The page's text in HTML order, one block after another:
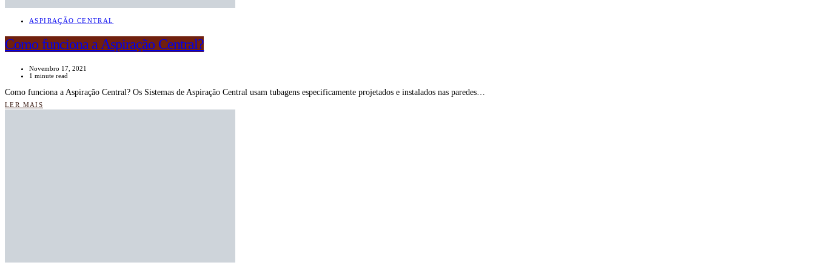
ASPIRAÇÃO CENTRAL
Como funciona a Aspiração Central?
Novembro 17, 2021
1 minute read
Como funciona a Aspiração Central? Os Sistemas de Aspiração Central usam tubagens especificamente projetados e instalados nas paredes…
LER MAIS